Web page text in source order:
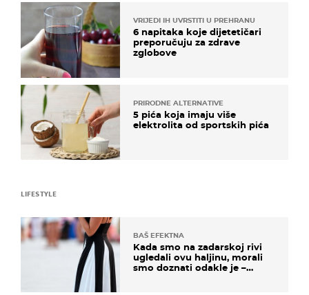
VRIJEDI IH UVRSTITI U PREHRANU
6 napitaka koje dijetetičari
preporučuju za zdrave
zglobove
PRIRODNE ALTERNATIVE
5 pića koja imaju više
elektrolita od sportskih pića
LIFESTYLE
BAŠ EFEKTNA
Kada smo na zadarskoj rivi
ugledali ovu haljinu, morali
smo doznati odakle je –